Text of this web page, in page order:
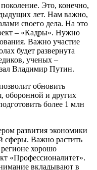
Это, конечно,
лет. Нам важно,
своего дела. На это
– «Кадры». Нужно
Важно участие
будет развернута
ученых –
Владимир Путин.
обновить
оборонной и других
более 1 млн
развития экономики
сферы. Важно растить
хорошо
«Профессионалитет».
вкладывают в